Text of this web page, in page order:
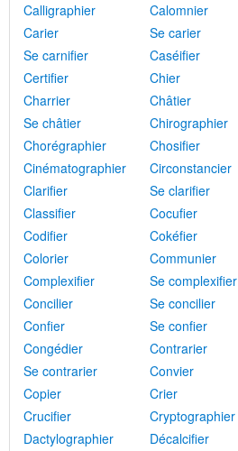
Calligraphier
Calomnier
Carier
Se carier
Se carnifier
Caséifier
Certifier
Chier
Charrier
Châtier
Se châtier
Chirographier
Chorégraphier
Chosifier
Cinématographier
Circonstancier
Clarifier
Se clarifier
Classifier
Cocufier
Codifier
Cokéfier
Colorier
Communier
Complexifier
Se complexifier
Concilier
Se concilier
Confier
Se confier
Congédier
Contrarier
Se contrarier
Convier
Copier
Crier
Crucifier
Cryptographier
Dactylographier
Décalcifier